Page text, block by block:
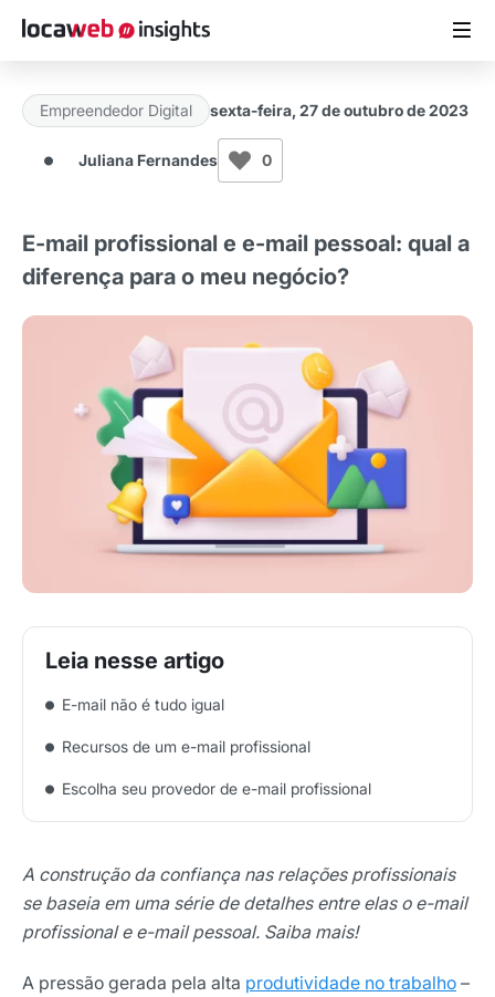
ARTIGOS
MATERIAIS GRATUITOS
ESTUDOS
LOCAWEB.COM.BR
Empreendedor Digital sexta-feira, 27 de outubro de 2023
Juliana Fernandes 0
E-mail profissional e e-mail pessoal: qual a
diferença para o meu negócio?
E-mail não é tudo igual
Recursos de um e-mail profissional
Escolha seu provedor de e-mail profissional
A construção da confiança nas relações profissionais
se baseia em uma série de detalhes entre elas o e-mail
profissional e e-mail pessoal. Saiba mais!
A pressão gerada pela alta produtividade no trabalho –